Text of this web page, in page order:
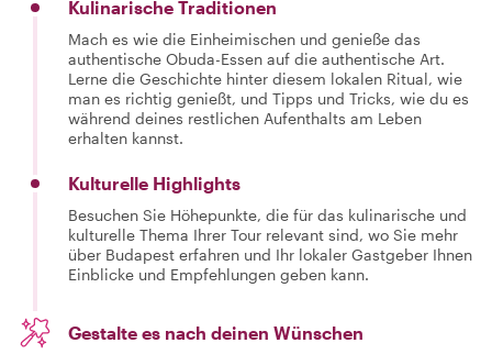
Kulinarische Traditionen
Mach es wie die Einheimischen und genieße das
authentische Obuda-Essen auf die authentische Art.
Lerne die Geschichte hinter diesem lokalen Ritual, wie
man es richtig genießt, und Tipps und Tricks, wie du es
während deines restlichen Aufenthalts am Leben
erhalten kannst.
Kulturelle Highlights
Besuchen Sie Höhepunkte, die für das kulinarische und
kulturelle Thema Ihrer Tour relevant sind, wo Sie mehr
über Budapest erfahren und Ihr lokaler Gastgeber Ihnen
Einblicke und Empfehlungen geben kann.
Gestalte es nach deinen Wünschen